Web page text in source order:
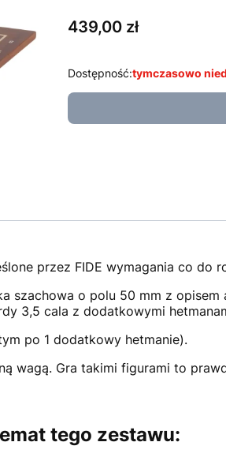
Cena
439,00 zł
Dostępność:tymczasowo
przez FIDE wymagania co do
szachowa o polu 50 mm z
3,5 cala z dodatkowymi
po 1 dodatkowy hetmanie).
wagą. Gra takimi figurami to
tego zestawu: